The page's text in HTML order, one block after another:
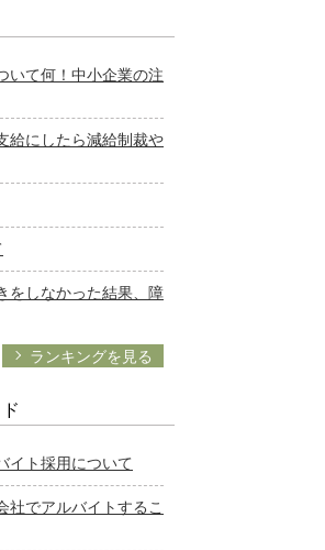
いて何！中小企業の注
給にしたら減給制裁や
をしなかった結果、障
ランキングを見る
イト採用について
社でアルバイトするこ